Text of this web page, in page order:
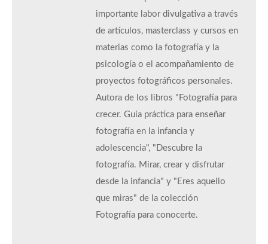
importante labor divulgativa a través
de artículos, masterclass y cursos en
materias como la fotografía y la
psicología o el acompañamiento de
proyectos fotográficos personales.
Autora de los libros "Fotografía para
crecer. Guía práctica para enseñar
fotografía en la infancia y
adolescencia", "Descubre la
fotografía. Mirar, crear y disfrutar
desde la infancia" y "Eres aquello
que miras" de la colección
Fotografía para conocerte.